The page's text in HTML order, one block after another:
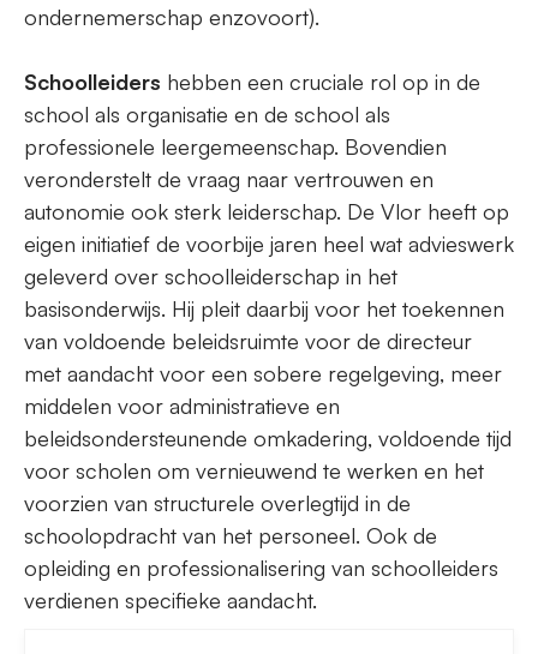
ondernemerschap enzovoort).
Schoolleiders hebben een cruciale rol op in de
school als organisatie en de school als
professionele leergemeenschap. Bovendien
veronderstelt de vraag naar vertrouwen en
autonomie ook sterk leiderschap. De Vlor heeft op
eigen initiatief de voorbije jaren heel wat advieswerk
geleverd over schoolleiderschap in het
basisonderwijs. Hij pleit daarbij voor het toekennen
van voldoende beleidsruimte voor de directeur
met aandacht voor een sobere regelgeving, meer
middelen voor administratieve en
beleidsondersteunende omkadering, voldoende tijd
voor scholen om vernieuwend te werken en het
voorzien van structurele overlegtijd in de
schoolopdracht van het personeel. Ook de
opleiding en professionalisering van schoolleiders
verdienen specifieke aandacht.